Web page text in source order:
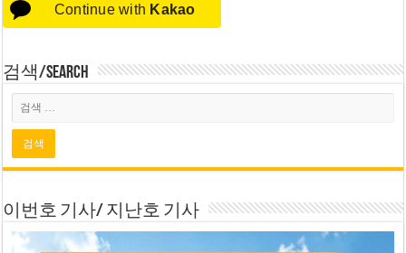
Continue with Kakao
검색/Search
이번호 기사/ 지난호 기사